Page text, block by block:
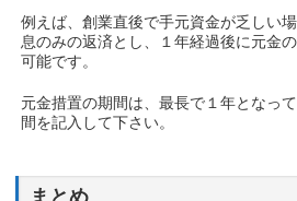
例えば、創業直後で手元資金が乏しい
息のみの返済とし、１年経過後に元金
可能です。
元金措置の期間は、最長で１年となっ
間を記入して下さい。
まとめ